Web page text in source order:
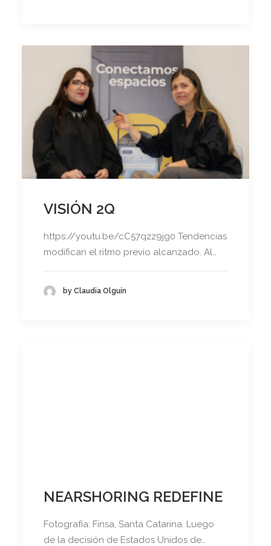
VISIÓN 2Q
https://youtu.be/cC57qzz9jg0 Tendencias
modifican el ritmo previo alcanzado. Al…
by Claudia Olguín
NEARSHORING REDEFINE
Fotografía: Finsa, Santa Catarina. Luego
de la decisión de Estados Unidos de…